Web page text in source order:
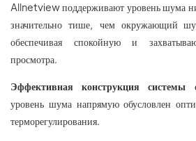
Allnetview поддерживают уровень шума
значительно тише, чем окружающий
обеспечивая спокойную и
просмотра.
Эффективная конструкция системы
уровень шума напрямую обусловлен
терморегулирования.